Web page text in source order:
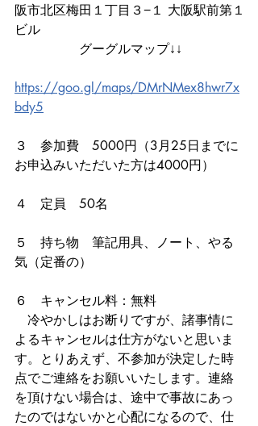
阪市北区梅田１丁目３−１ 大阪駅前第１
ビル
グーグルマップ↓↓
https://goo.gl/maps/DMrNMex8hwr7x
bdy5
３　参加費　5000円（3月25日までに
お申込みいただいた方は4000円）
４　定員　50名
５　持ち物　筆記用具、ノート、やる
気（定番の）
６　キャンセル料：無料
冷やかしはお断りですが、諸事情に
よるキャンセルは仕方がないと思いま
す。とりあえず、不参加が決定した時
点でご連絡をお願いいたします。連絡
を頂けない場合は、途中で事故にあっ
たのではないかと心配になるので、仕